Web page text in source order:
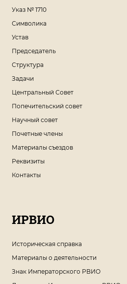
Указ № 1710
Символика
Устав
Председатель
Структура
Задачи
Центральный Совет
Попечительский совет
Научный совет
Почетные члены
Материалы съездов
Реквизиты
Контакты
ИРВИО
Историческая справка
Материалы о деятельности
Знак Императорского РВИО